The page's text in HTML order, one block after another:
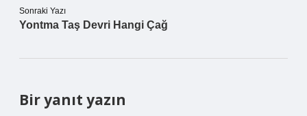
Sonraki Yazı
Yontma Taş Devri Hangi Çağ
Bir yanıt yazın